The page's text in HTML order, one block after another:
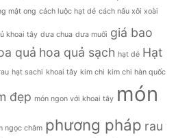
mật ong cách luộc hạt dẻ cách nấu xôi xoài
khoai tây dưa chua dưa muối giá bao
quả hoa quả sạch hạt dẻ Hạt
hạt sachi khoai tây kim chi kim chi hàn quốc
đẹp món ngon với khoai tây món
ngọc châm phương pháp rau